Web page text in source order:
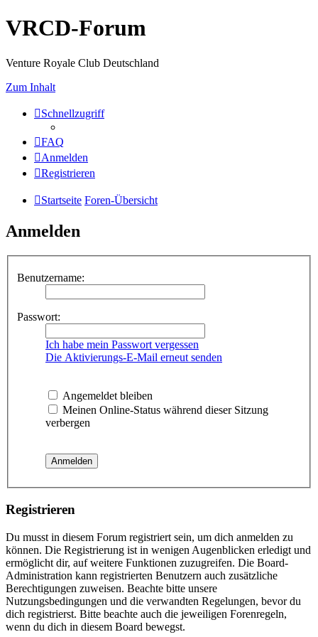
VRCD-Forum
Venture Royale Club Deutschland
Zum Inhalt
Schnellzugriff
FAQ
Anmelden
Registrieren
Startseite Foren-Übersicht
Anmelden
Benutzername:
Passwort:
Ich habe mein Passwort vergessen
Die Aktivierungs-E-Mail erneut senden
Angemeldet bleiben
Meinen Online-Status während dieser Sitzung
verbergen
Registrieren
Du musst in diesem Forum registriert sein, um dich anmelden zu
können. Die Registrierung ist in wenigen Augenblicken erledigt und
ermöglicht dir, auf weitere Funktionen zuzugreifen. Die Board-
Administration kann registrierten Benutzern auch zusätzliche
Berechtigungen zuweisen. Beachte bitte unsere
Nutzungsbedingungen und die verwandten Regelungen, bevor du
dich registrierst. Bitte beachte auch die jeweiligen Forenregeln,
wenn du dich in diesem Board bewegst.